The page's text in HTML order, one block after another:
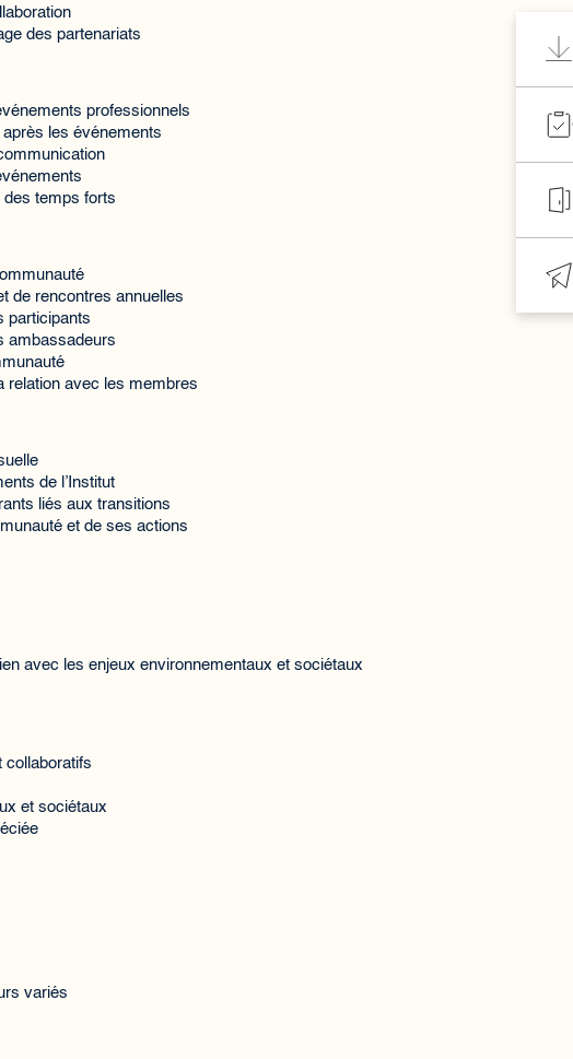
des partenariats
professionnels
les événements
des temps forts
de rencontres annuelles
participants
ambassadeurs
relation avec les membres
de l’Institut
liés aux transitions
et de ses actions
avec les enjeux environnementaux et sociétaux
collaboratifs
et sociétaux
variés